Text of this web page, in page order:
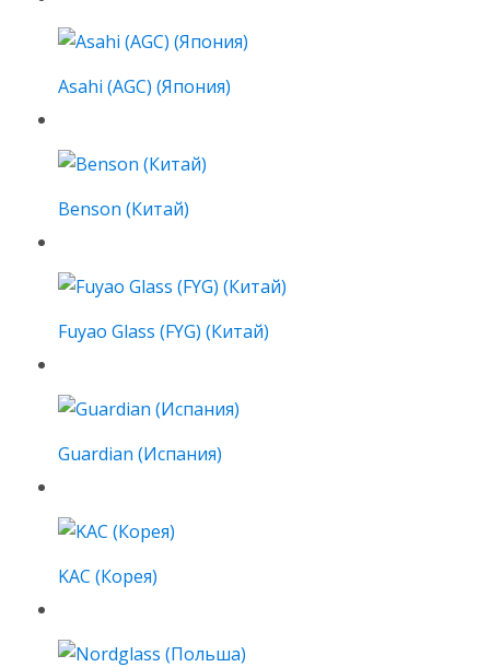
Asahi (AGC) (Япония)
Benson (Китай)
Fuyao Glass (FYG) (Китай)
Guardian (Испания)
KAC (Корея)